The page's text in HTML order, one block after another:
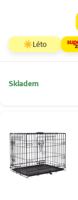
☀️Léto
Skladem